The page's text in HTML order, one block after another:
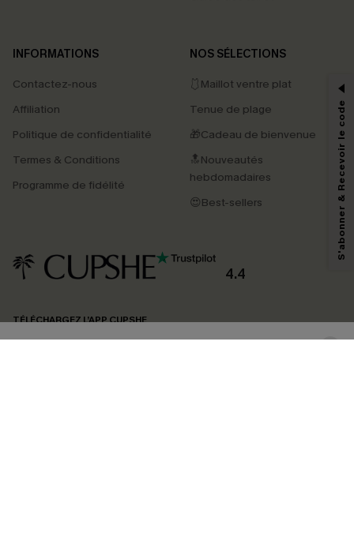
INFORMATIONS
Contactez-nous
Affiliation
Politique de confidentialité
Termes & Conditions
Programme de fidélité
NOS SÉLECTIONS
🩱Maillot ventre plat
Tenue de plage
🎁Cadeau de bienvenue
🔝Nouveautés
hebdomadaires
😍Best-sellers
4.4
TÉLÉCHARGEZ L’APP CUPSHE
PROFITEZ DE -15%
-15% dès 2 Achetés par E-mail
*Un code par commande, valable une seule fois.
En soumettant votre adresse e-mail, vous acceptez de recevoir des e-mails
marketing (y compris du contenu généré par l'IA) de Cupshe et
reconnaissez avoir pris connaissance de nos
pouvons utiliser les données collectées sur notre site ainsi que des
produits susceptibles de vous intéresser, conformément à notre
Politique de
confidentialité
. Vous pouvez vous désabonner à tout moment.
S'abonner & Recevoir le code